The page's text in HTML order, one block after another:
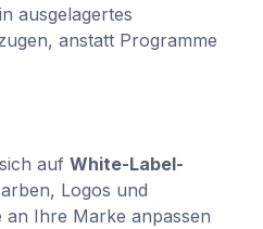
ausgelagertes
anstatt Programme
auf White-Label-
Logos und
an Ihre Marke anpassen